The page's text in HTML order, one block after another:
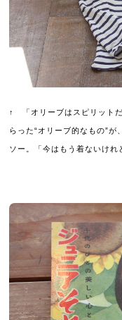
↑ 「オリーブはスピリット
らった“オリーブ的なもの”
ソー。「今はもう着ないけ